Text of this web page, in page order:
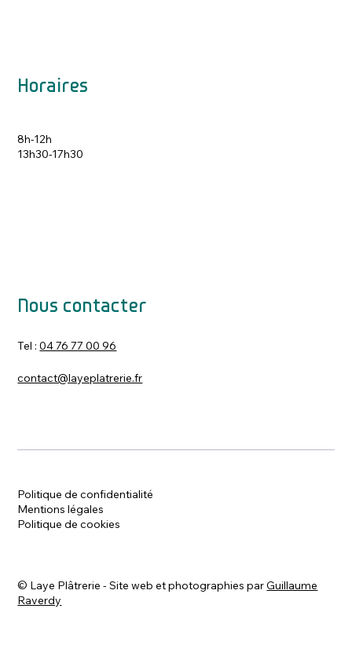
Horaires
8h-12h
13h30-17h30
Nous contacter
Tel :04 76 77 00 96
contact@layeplatrerie.fr
Politique de confidentialité
Mentions légales
Politique de cookies
© Laye Plâtrerie - Site web et photographies parGuillaume
Raverdy